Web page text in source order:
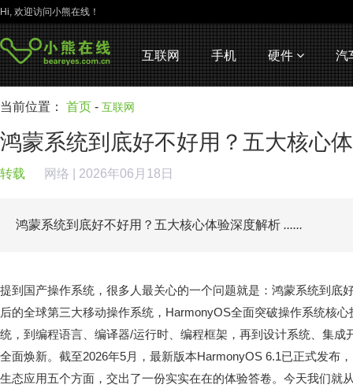
Hi, 欢迎访问小熊在线！
互联网 手机 硬件 汽
当前位置： 首页 - 互联网
鸿蒙系统到底好不好用？五大核心
转载 网络 | 2026年06月18日
鸿蒙系统到底好不好用？五大核心体验深度解析 ......
提到国产操作系统，很多人最关心的一个问题就是：鸿蒙系统到底
后的全球第三大移动操作系统，HarmonyOS全面突破操作系统核
统，到编程语言、编译器/运行时、编程框架，再到设计系统、集成
全面焕新。截至2026年5月，最新版本HarmonyOS 6.1已正式发布
生态应用五个方面，交出了一份实实在在的体验答卷。今天我们就